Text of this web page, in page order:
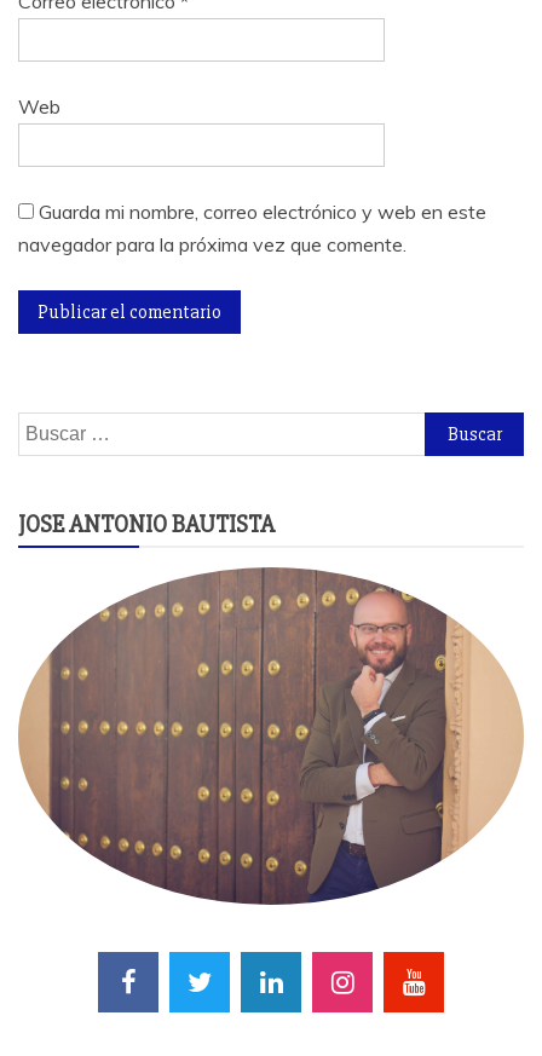
Web
Guarda mi nombre, correo electrónico y web en este
navegador para la próxima vez que comente.
Buscar:
JOSE ANTONIO BAUTISTA